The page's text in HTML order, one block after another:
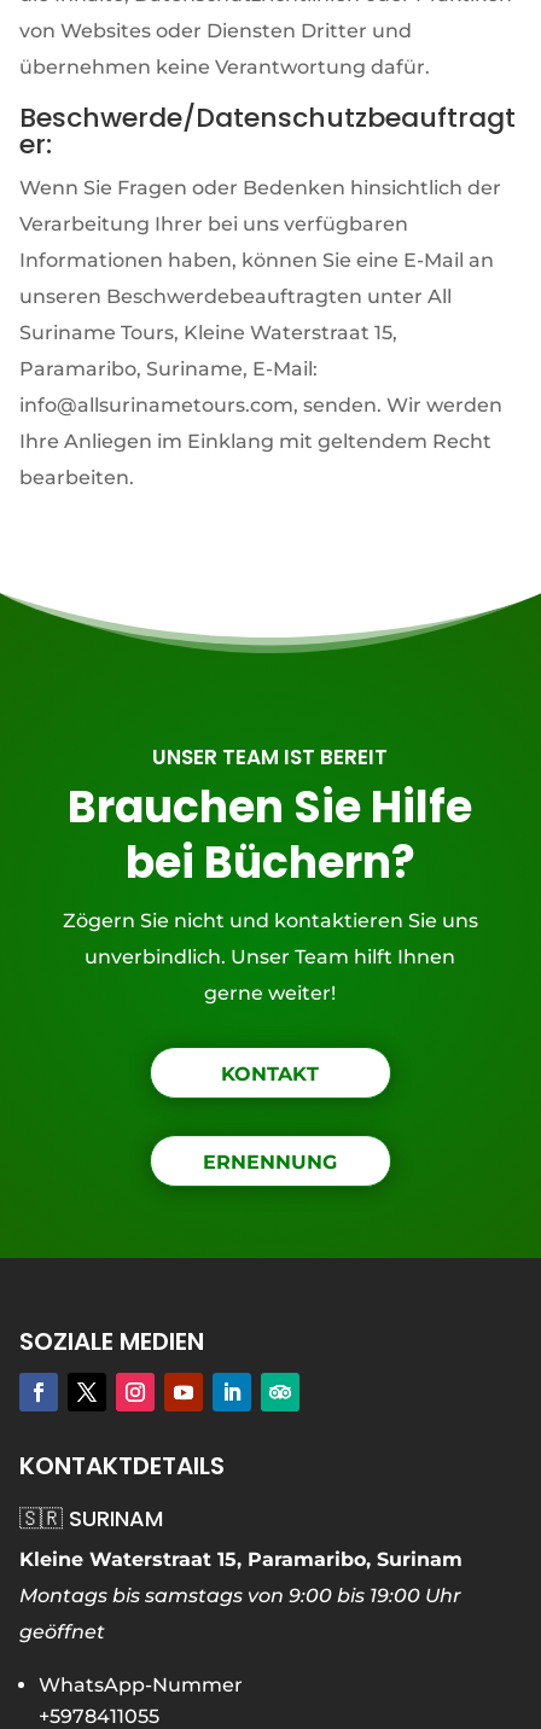
von Websites oder Diensten Dritter und
übernehmen keine Verantwortung dafür.
Beschwerde/Datenschutzbeauftragt
er:
Wenn Sie Fragen oder Bedenken hinsichtlich der
Verarbeitung Ihrer bei uns verfügbaren
Informationen haben, können Sie eine E-Mail an
unseren Beschwerdebeauftragten unter All
Suriname Tours, Kleine Waterstraat 15,
Paramaribo, Suriname, E-Mail:
info@allsurinametours.com, senden. Wir werden
Ihre Anliegen im Einklang mit geltendem Recht
bearbeiten.
UNSER TEAM IST BEREIT
Brauchen Sie Hilfe
bei Büchern?
Zögern Sie nicht und kontaktieren Sie uns
unverbindlich. Unser Team hilft Ihnen
gerne weiter!
KONTAKT
ERNENNUNG
SOZIALE MEDIEN
KONTAKTDETAILS
🇸🇷 SURINAM
Kleine Waterstraat 15, Paramaribo, Surinam
Montags bis samstags von 9:00 bis 19:00 Uhr
geöffnet
WhatsApp-Nummer
+5978411055